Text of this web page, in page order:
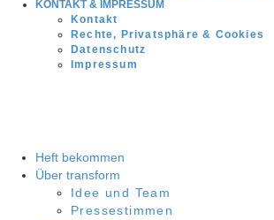
KONTAKT & IMPRESSUM
Kontakt
Rechte, Privatsphäre & Cookies
Datenschutz
Impressum
Heft bekommen
Über transform
Idee und Team
Pressestimmen